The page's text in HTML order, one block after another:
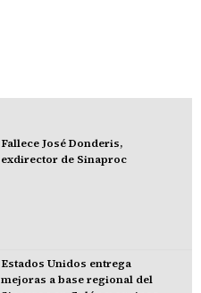
Fallece José Donderis,
exdirector de Sinaproc
Estados Unidos entrega
mejoras a base regional del